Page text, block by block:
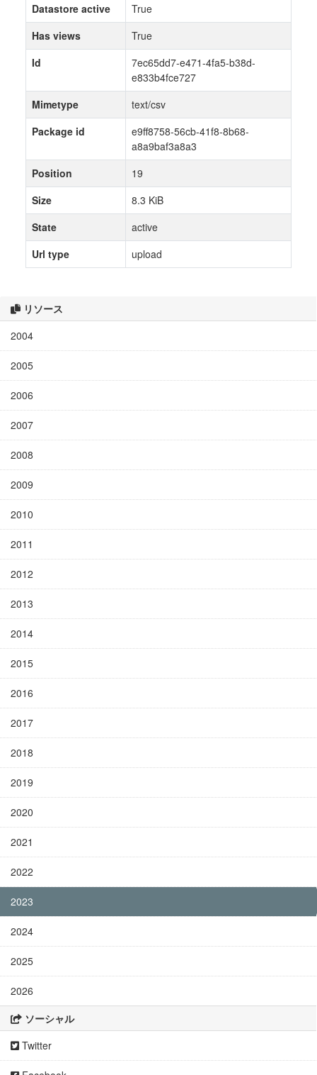
リソース
2004
2005
2006
2007
2008
2009
2010
2011
2012
2013
2014
2015
2016
2017
2018
2019
2020
2021
2022
2023
2024
2025
2026
ソーシャル
Twitter
Datastore active
True
Has views
True
Id
7ec65dd7-e471-4fa5-b38d-
e833b4fce727
Mimetype
text/csv
Package id
e9ff8758-56cb-41f8-8b68-
a8a9baf3a8a3
Position
19
Size
8.3 KiB
State
active
Url type
upload